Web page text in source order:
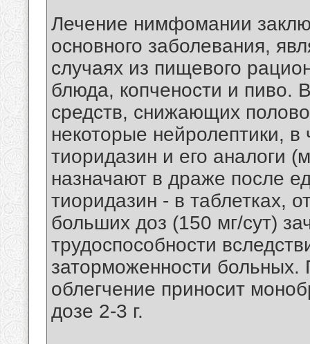
Лечение нимфомании
основного заболевания,
случаях из пищевого
блюда, копчености и пиво.
средств, снижающих
некоторые нейролептики,
тиоридазин и его аналоги
назначают в драже после
тиоридазин - в таблетках,
больших доз (150 мг/сут)
трудоспособности
заторможенности
облегчение приносит
дозе 2-3 г.